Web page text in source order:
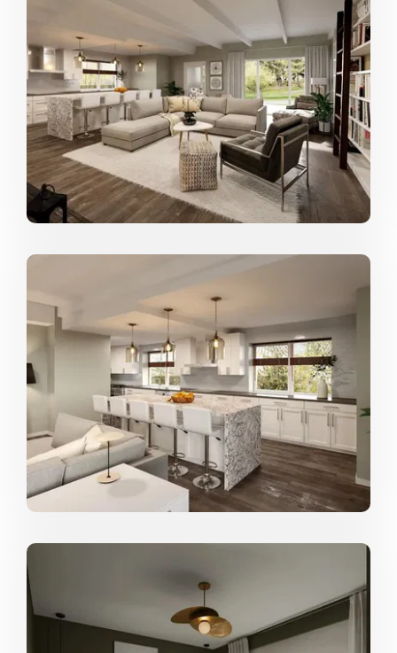
transformar una habitación con luz y texturas es
evidente en los espacios que diseña, haciendo que
cada habitación sea atemporal y funcional.
¿De dónde obtienes la mayor parte de tu
inspiración?
La mayoría de mi inspiración proviene de los lugares a
los que voy y veo. Hay tantas maneras de encontrar
inspiración; incluso puede ser al quedarse en un hotel.
Es durante esos momentos en los que puedo ver
cómo otros diseñan espacios y su funcionalidad, y a
para entender mejor qué funciona o no en un espacio.
estés abierto a ella.
Sabemos que te encanta diseñar, pero
¿qué es lo que más te gusta de ello?
La creatividad que puedo aportar a una habitación. Me
encanta poder transformar un espacio para que sea
visualmente atractivo además de funcional y práctico
para mis clientes. Usar texturas, diferentes paletas de
colores, iluminación, formas y piezas hermosas que
reflejen la personalidad y visión de mis clientes es
emocionante para mí. Quiero crear diseños que
Me encanta trabajar en casas que están en áreas
escénicas. Ya sea junto al agua o con vistas a
montañas. Pero lo más importante es que mi proyecto
ideal es aquel en el que entiendo completamente la